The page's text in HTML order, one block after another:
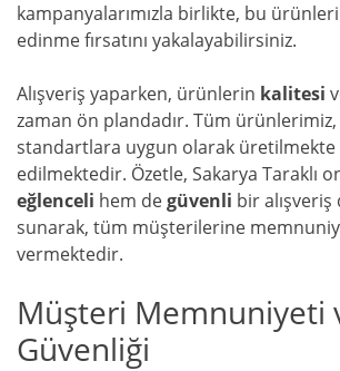
kampanyalarımızla birlikte, bu
edinme fırsatını yakalayabilirsiniz.
Alışveriş yaparken, ürünlerin kalitesi
zaman ön plandadır. Tüm ürünlerimiz,
standartlara uygun olarak üretilmekte
edilmektedir. Özetle, Sakarya Taraklı
eğlenceli hem degüvenli bir
sunarak, tüm müşterilerine
vermektedir.
Müşteri Memnuniyeti
Güvenliği